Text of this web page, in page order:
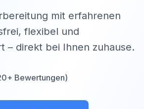
mit erfahrenen
flexibel und
– direkt bei Ihnen zuhause.
Bewertungen)